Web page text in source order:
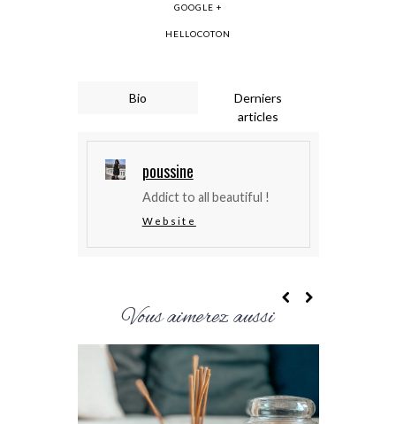
GOOGLE +
HELLOCOTON
Bio
Derniers
articles
poussine
Addict to all beautiful !
Website
Vous aimerez aussi